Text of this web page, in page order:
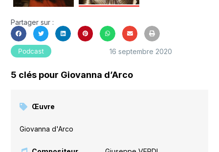
Partager sur :
Podcast 16 septembre 2020
5 clés pour Giovanna d’Arco
Œuvre
Giovanna d'Arco